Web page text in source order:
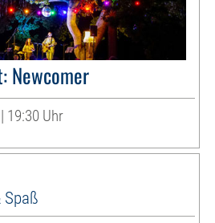
Newcomer
19:30 Uhr
Spaß